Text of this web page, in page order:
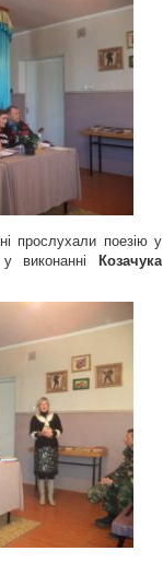
прослухали поезію у
виконанні
Козачука